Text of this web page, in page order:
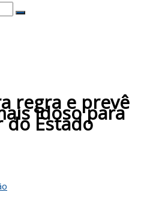
regra e prevê
idoso para
do Estado